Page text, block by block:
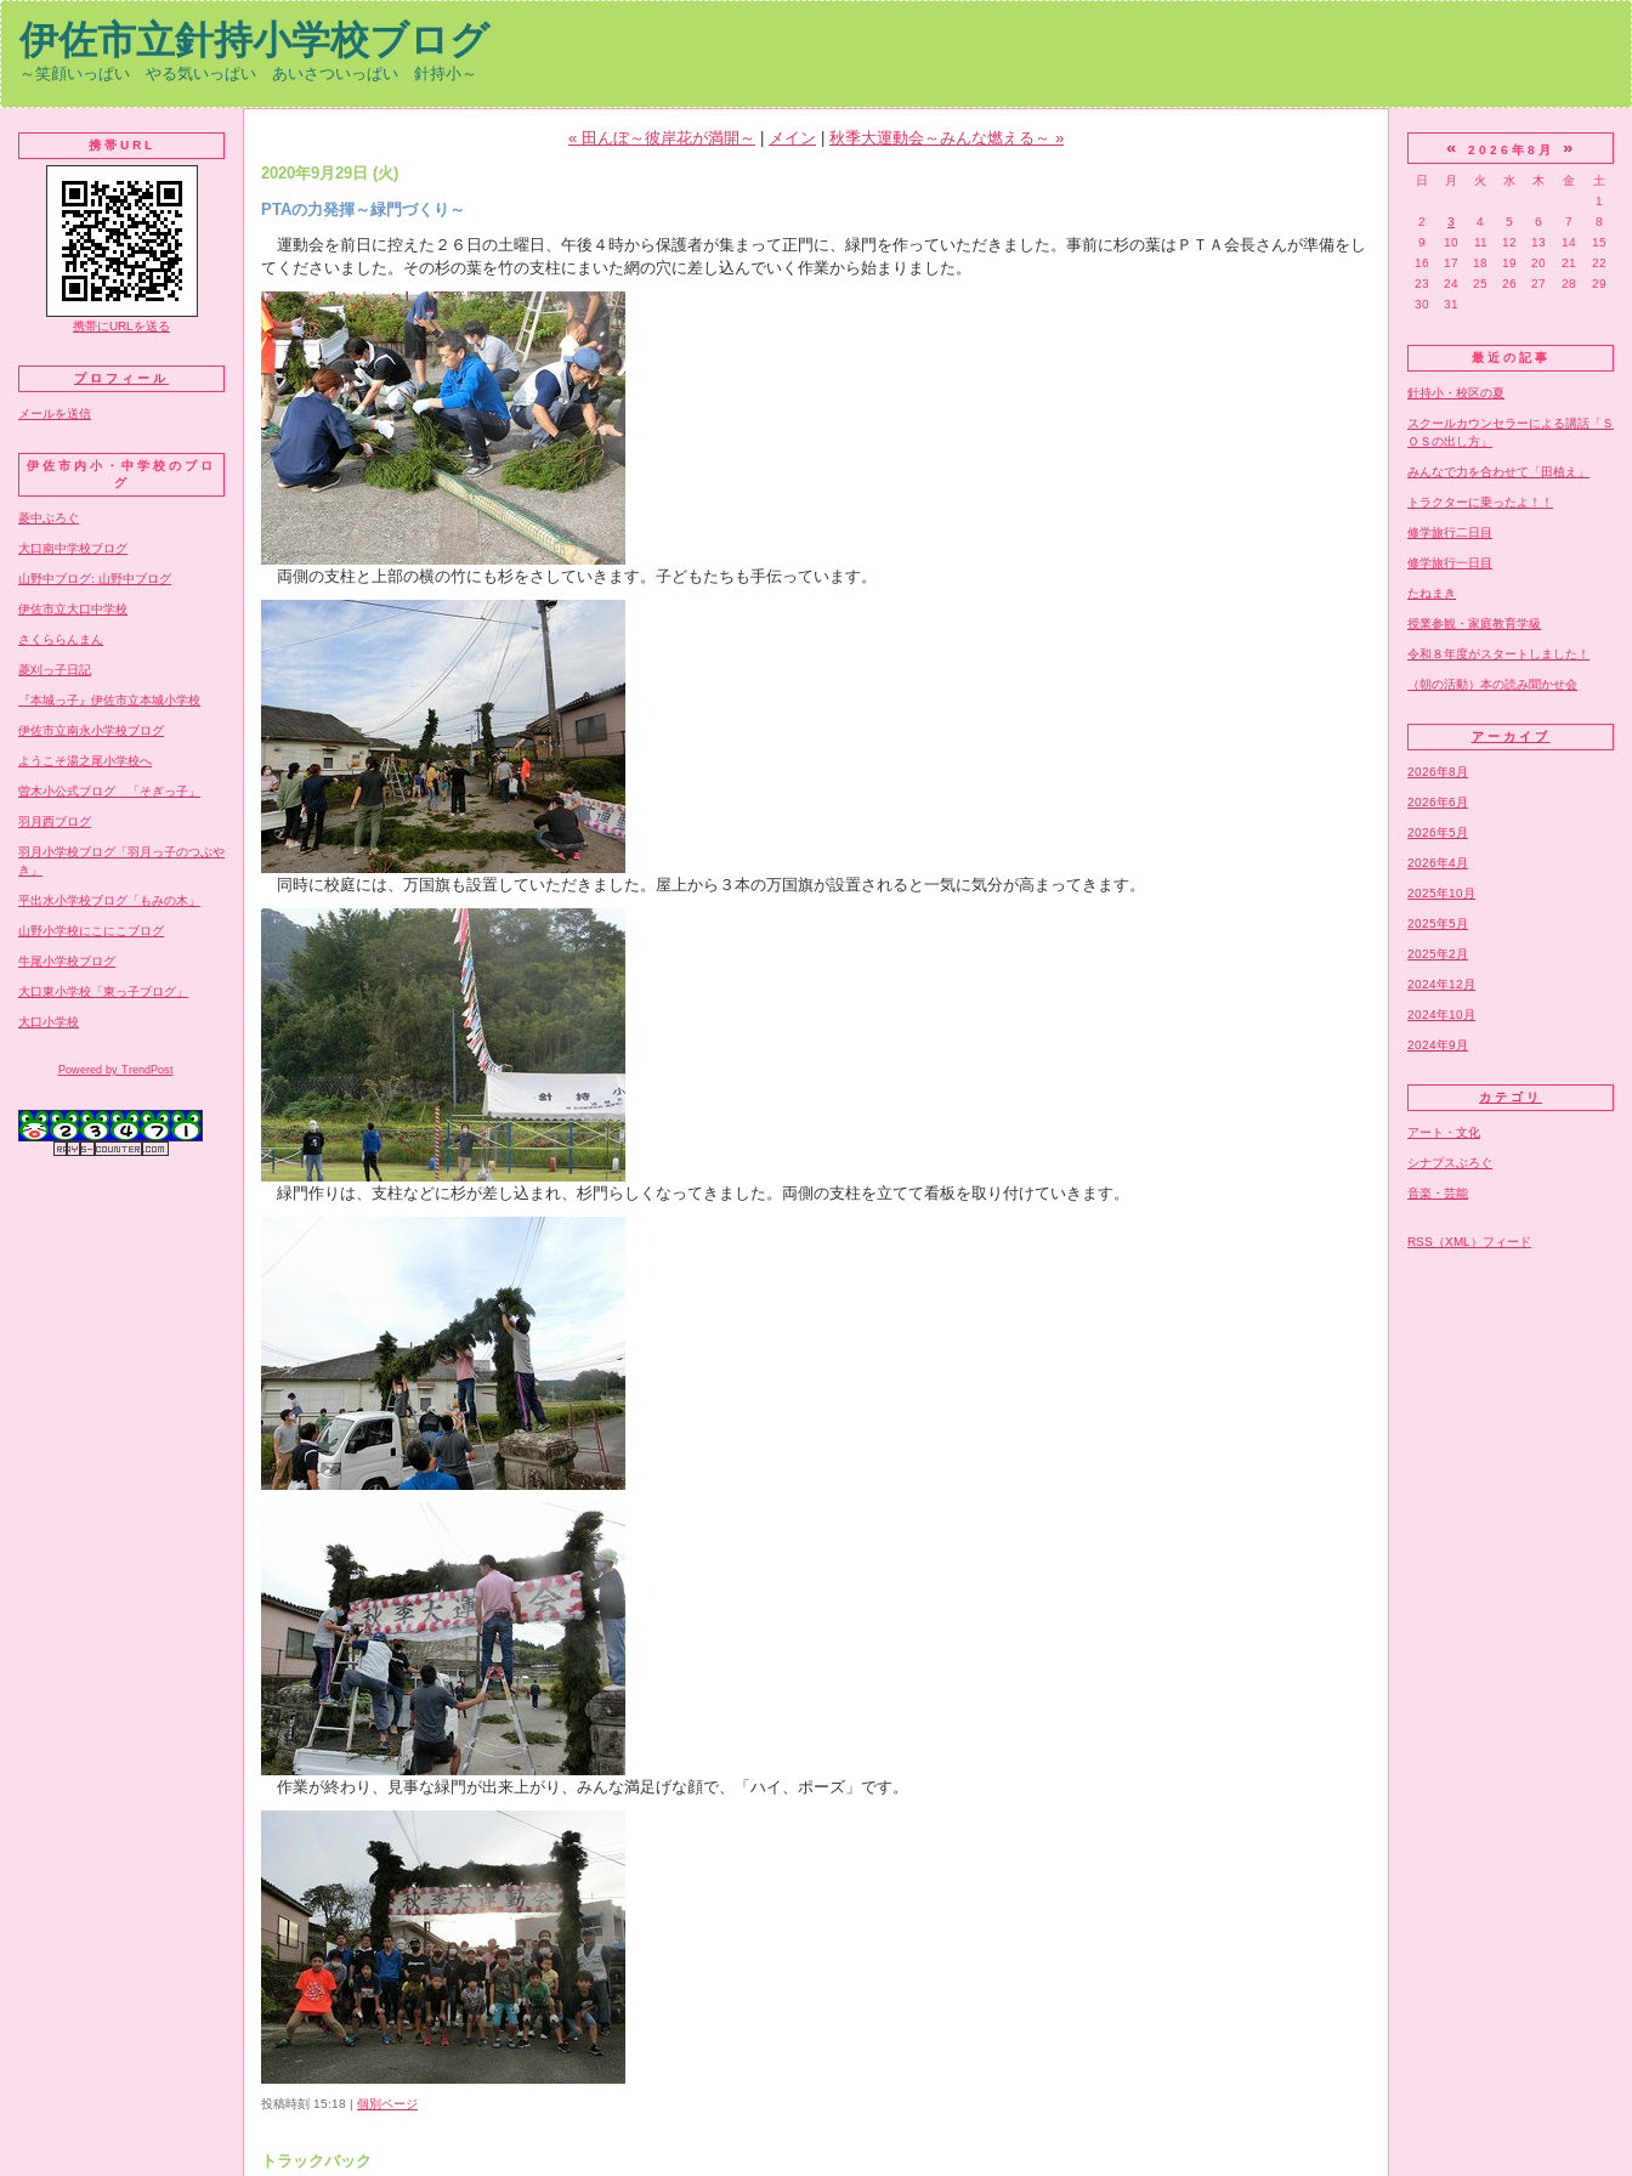
伊佐市立針持小学校ブログ
～笑顔いっぱい やる気いっぱい あいさついっぱい 針持小～
携帯URL
携帯にURLを送る
プロフィール
メールを送信
伊佐市内小・中学校のブロ
グ
菱中ぶろぐ
大口南中学校ブログ
山野中ブログ: 山野中ブログ
伊佐市立大口中学校
さくららんまん
菱刈っ子日記
『本城っ子』伊佐市立本城小学校
伊佐市立南永小学校ブログ
ようこそ湯之尾小学校へ
曽木小公式ブログ 「そぎっ子」
羽月西ブログ
羽月小学校ブログ「羽月っ子のつぶや
き」
平出水小学校ブログ「もみの木」
山野小学校にこにこブログ
牛尾小学校ブログ
大口東小学校「東っ子ブログ」
大口小学校
Powered by TrendPost
« 田んぼ～彼岸花が満開～ メイン
秋季大運動会～みんな燃える～ »
2020年9月29日 (火)
PTAの力発揮～緑門づくり～
運動会を前日に控えた２６日の土曜日、午後４時から保護者が集まって正門に、緑門を作っていただきました。事前に杉の葉はＰＴＡ会長さんが準備をし
てくださいました。その杉の葉を竹の支柱にまいた網の穴に差し込んでいく作業から始まりました。
両側の支柱と上部の横の竹にも杉をさしていきます。子どもたちも手伝っています。
同時に校庭には、万国旗も設置していただきました。屋上から３本の万国旗が設置されると一気に気分が高まってきます。
緑門作りは、支柱などに杉が差し込まれ、杉門らしくなってきました。両側の支柱を立てて看板を取り付けていきます。
作業が終わり、見事な緑門が出来上がり、みんな満足げな顔で、「ハイ、ポーズ」です。
投稿時刻 15:18 | 個別ページ
トラックバック
« 2026年8月 »
日 月 火 水 木 金
土
1
2
3 4 5 6 7
8
9
10 11 12 13 14
15
16
17 18 19 20 21
22
23
24 25 26 27 28
29
30
31
最近の記事
針持小・校区の夏
スクールカウンセラーによる講話「Ｓ
ＯＳの出し方」
みんなで力を合わせて「田植え」
トラクターに乗ったよ！！
修学旅行二日目
修学旅行一日目
たねまき
授業参観・家庭教育学級
令和８年度がスタートしました！
（朝の活動）本の読み聞かせ会
アーカイブ
2026年8月
2026年6月
2026年5月
2026年4月
2025年10月
2025年5月
2025年2月
2024年12月
2024年10月
2024年9月
カテゴリ
アート・文化
シナプスぶろぐ
音楽・芸能
RSS（XML）フィード